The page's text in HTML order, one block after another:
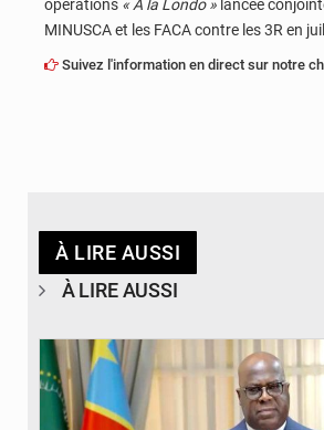
opérations « A la Londo » lancée
MINUSCA et les FACA contre les 3R en
Suivez l'information en direct sur notre
À LIRE AUSSI
À LIRE AUSSI